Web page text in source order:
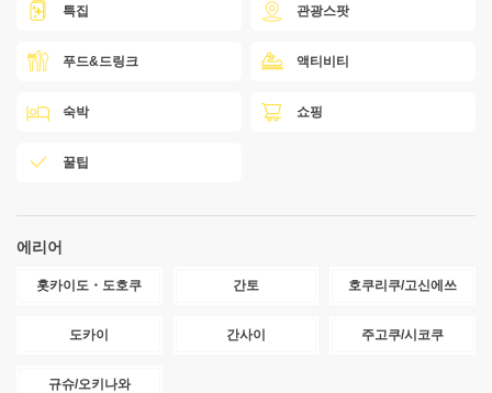
특집 관광스팟
푸드&드링크 액티비티
숙박 쇼핑
꿀팁
에리어
홋카이도・도호쿠 간토 호쿠리쿠/고신에쓰
도카이 간사이 주고쿠/시코쿠
규슈/오키나와